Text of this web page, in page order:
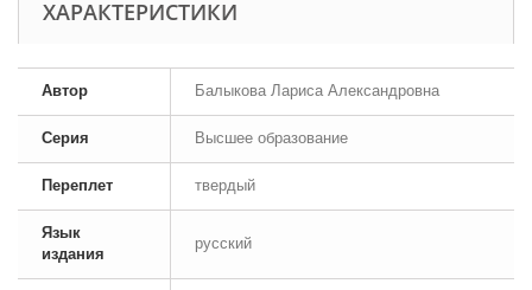
ХАРАКТЕРИСТИКИ
Автор Балыкова Лариса Александровна
Серия Высшее образование
Переплет твердый
Язык
издания
русский